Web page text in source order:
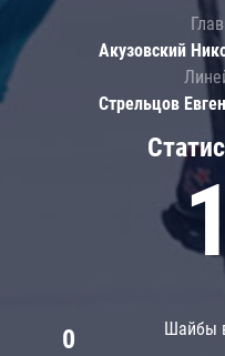
Шайбы
0
Акузовский
Стрельцов